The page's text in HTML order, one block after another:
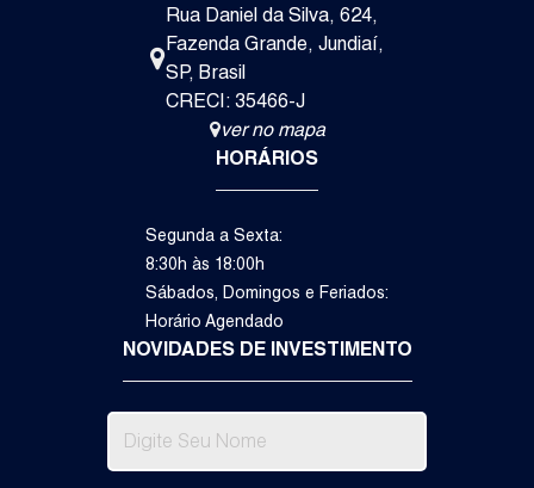
3
Casa de Condomínio
Rua Daniel da Silva, 624,
Fazenda Grande, Jundiaí,
SP, Brasil
CRECI: 35466-J
ver no mapa
HORÁRIOS
Segunda a Sexta:
8:30h às 18:00h
Sábados, Domingos e Feriados:
Horário Agendado
NOVIDADES DE INVESTIMENTO